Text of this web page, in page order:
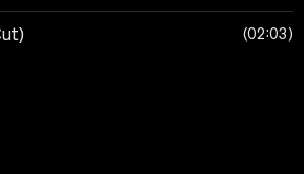
02:03